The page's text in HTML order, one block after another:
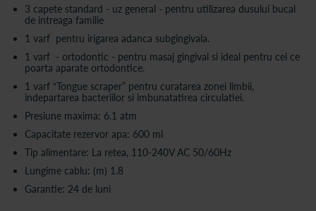
3 capete standard - uz general - pentru utilizarea dusului bucal
de intreaga familie
1 varf pentru irigarea adanca subgingivala.
1 varf - ortodontic - pentru masaj gingival si ideal pentru cei ce
poarta aparate ortodontice.
1 varf “Tongue scraper” pentru curatarea zonei limbii,
indepartarea bacteriilor si imbunatatirea circulatiei.
Presiune maxima: 6.1 atm
Capacitate rezervor apa: 600 ml
Tip alimentare: La retea, 110-240V AC 50/60Hz
Lungime cablu: (m) 1.8
Garantie: 24 de luni